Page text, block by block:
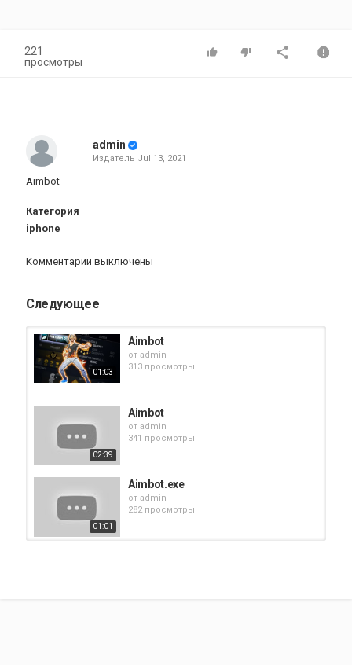
221
просмотры
admin
Издатель Jul 13, 2021
Aimbot
Категория
iphone
Комментарии выключены
Следующее
01:03
Aimbot
от admin
313 просмотры
02:39
Aimbot
от admin
341 просмотры
01:01
Aimbot.exe
от admin
282 просмотры